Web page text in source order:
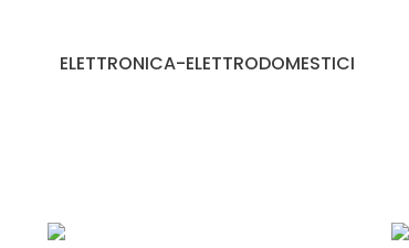
ELETTRONICA-ELETTRODOMESTICI